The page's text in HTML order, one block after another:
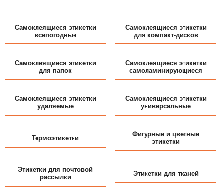
Самоклеящиеся этикетки
всепогодные
Самоклеящиеся этикетки
для компакт-дисков
Самоклеящиеся этикетки
для папок
Самоклеящиеся этикетки
самоламинирующиеся
Самоклеящиеся этикетки
удаляемые
Самоклеящиеся этикетки
универсальные
Термоэтикетки
Фигурные и цветные
этикетки
Этикетки для почтовой
рассылки
Этикетки для тканей